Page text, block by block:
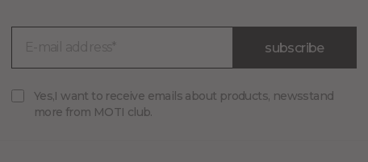
subscribe
Yes,I want to receive emails about products, newsstand
more from MOTI club.